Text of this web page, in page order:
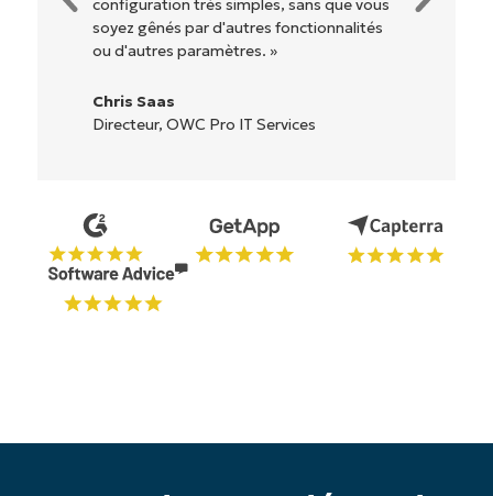
étiquetés, faciles à comprendre et il est
très facile de s'y retrouver. »
Reiffenberger.NET Technology Solutions